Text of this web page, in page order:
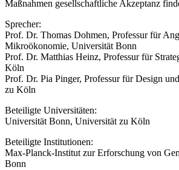
Maßnahmen gesellschaftliche Akzeptanz
Sprecher:
Prof. Dr. Thomas Dohmen, Professur für
Mikroökonomie, Universität Bonn
Prof. Dr. Matthias Heinz, Professur für
Köln
Prof. Dr. Pia Pinger, Professur für Design
zu Köln
Beteiligte Universitäten:
Universität Bonn, Universität zu Köln
Beteiligte Institutionen:
Max-Planck-Institut zur Erforschung von
Bonn